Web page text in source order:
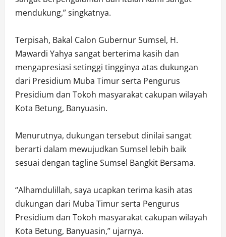
mendukung,” singkatnya.
Terpisah, Bakal Calon Gubernur Sumsel, H.
Mawardi Yahya sangat berterima kasih dan
mengapresiasi setinggi tingginya atas dukungan
dari Presidium Muba Timur serta Pengurus
Presidium dan Tokoh masyarakat cakupan wilayah
Kota Betung, Banyuasin.
Menurutnya, dukungan tersebut dinilai sangat
berarti dalam mewujudkan Sumsel lebih baik
sesuai dengan tagline Sumsel Bangkit Bersama.
“Alhamdulillah, saya ucapkan terima kasih atas
dukungan dari Muba Timur serta Pengurus
Presidium dan Tokoh masyarakat cakupan wilayah
Kota Betung, Banyuasin,” ujarnya.